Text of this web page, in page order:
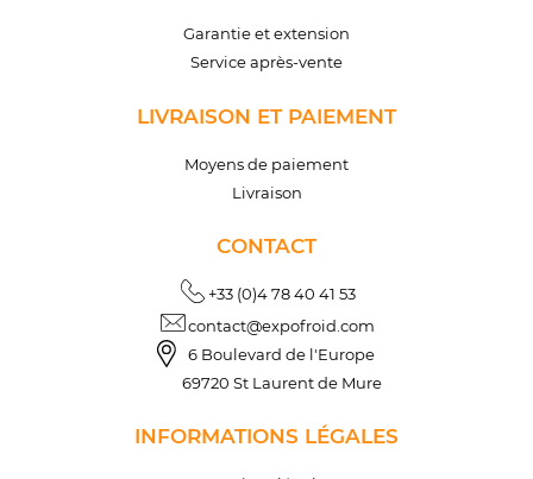
Garantie et extension
Service après-vente
LIVRAISON ET PAIEMENT
Moyens de paiement
Livraison
CONTACT
+33 (0)4 78 40 41 53
contact@expofroid.com
6 Boulevard de l'Europe
69720 St Laurent de Mure
INFORMATIONS LÉGALES